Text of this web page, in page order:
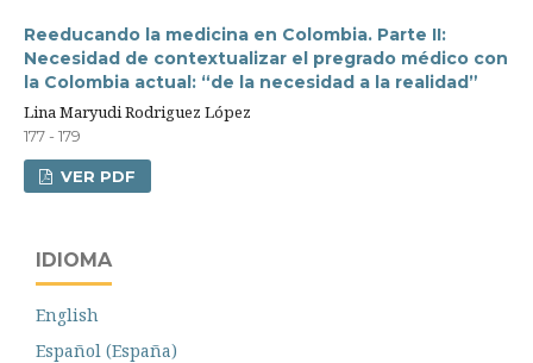
Reeducando la medicina en Colombia. Parte II:
Necesidad de contextualizar el pregrado médico con
la Colombia actual: “de la necesidad a la realidad”
Lina Maryudi Rodriguez López
177 - 179
VER PDF
IDIOMA
English
Español (España)